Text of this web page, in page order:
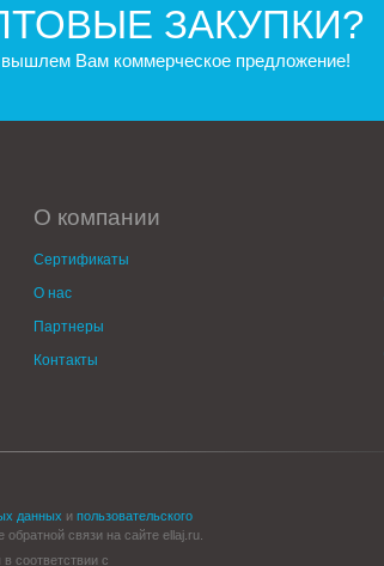
ЗАКУПКИ?
Вам коммерческое предложение!
О компании
Сертификаты
О нас
Партнеры
Контакты
данных и пользовательского
связи на сайте ellaj.ru.
соответствии с